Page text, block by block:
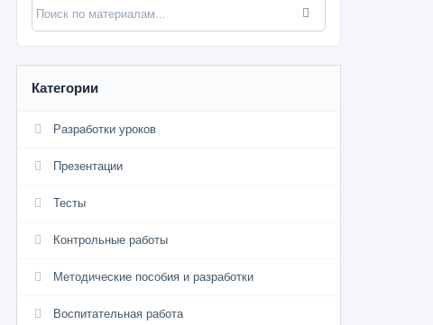
Категории
Разработки уроков
Презентации
Тесты
Контрольные работы
Методические пособия и разработки
Воспитательная работа